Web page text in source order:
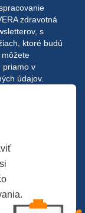
zdravotná
s
ktoré budú
môžete
priamo v
údajov.